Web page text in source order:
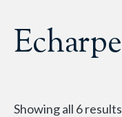
Echarpe
Showing all 6 results